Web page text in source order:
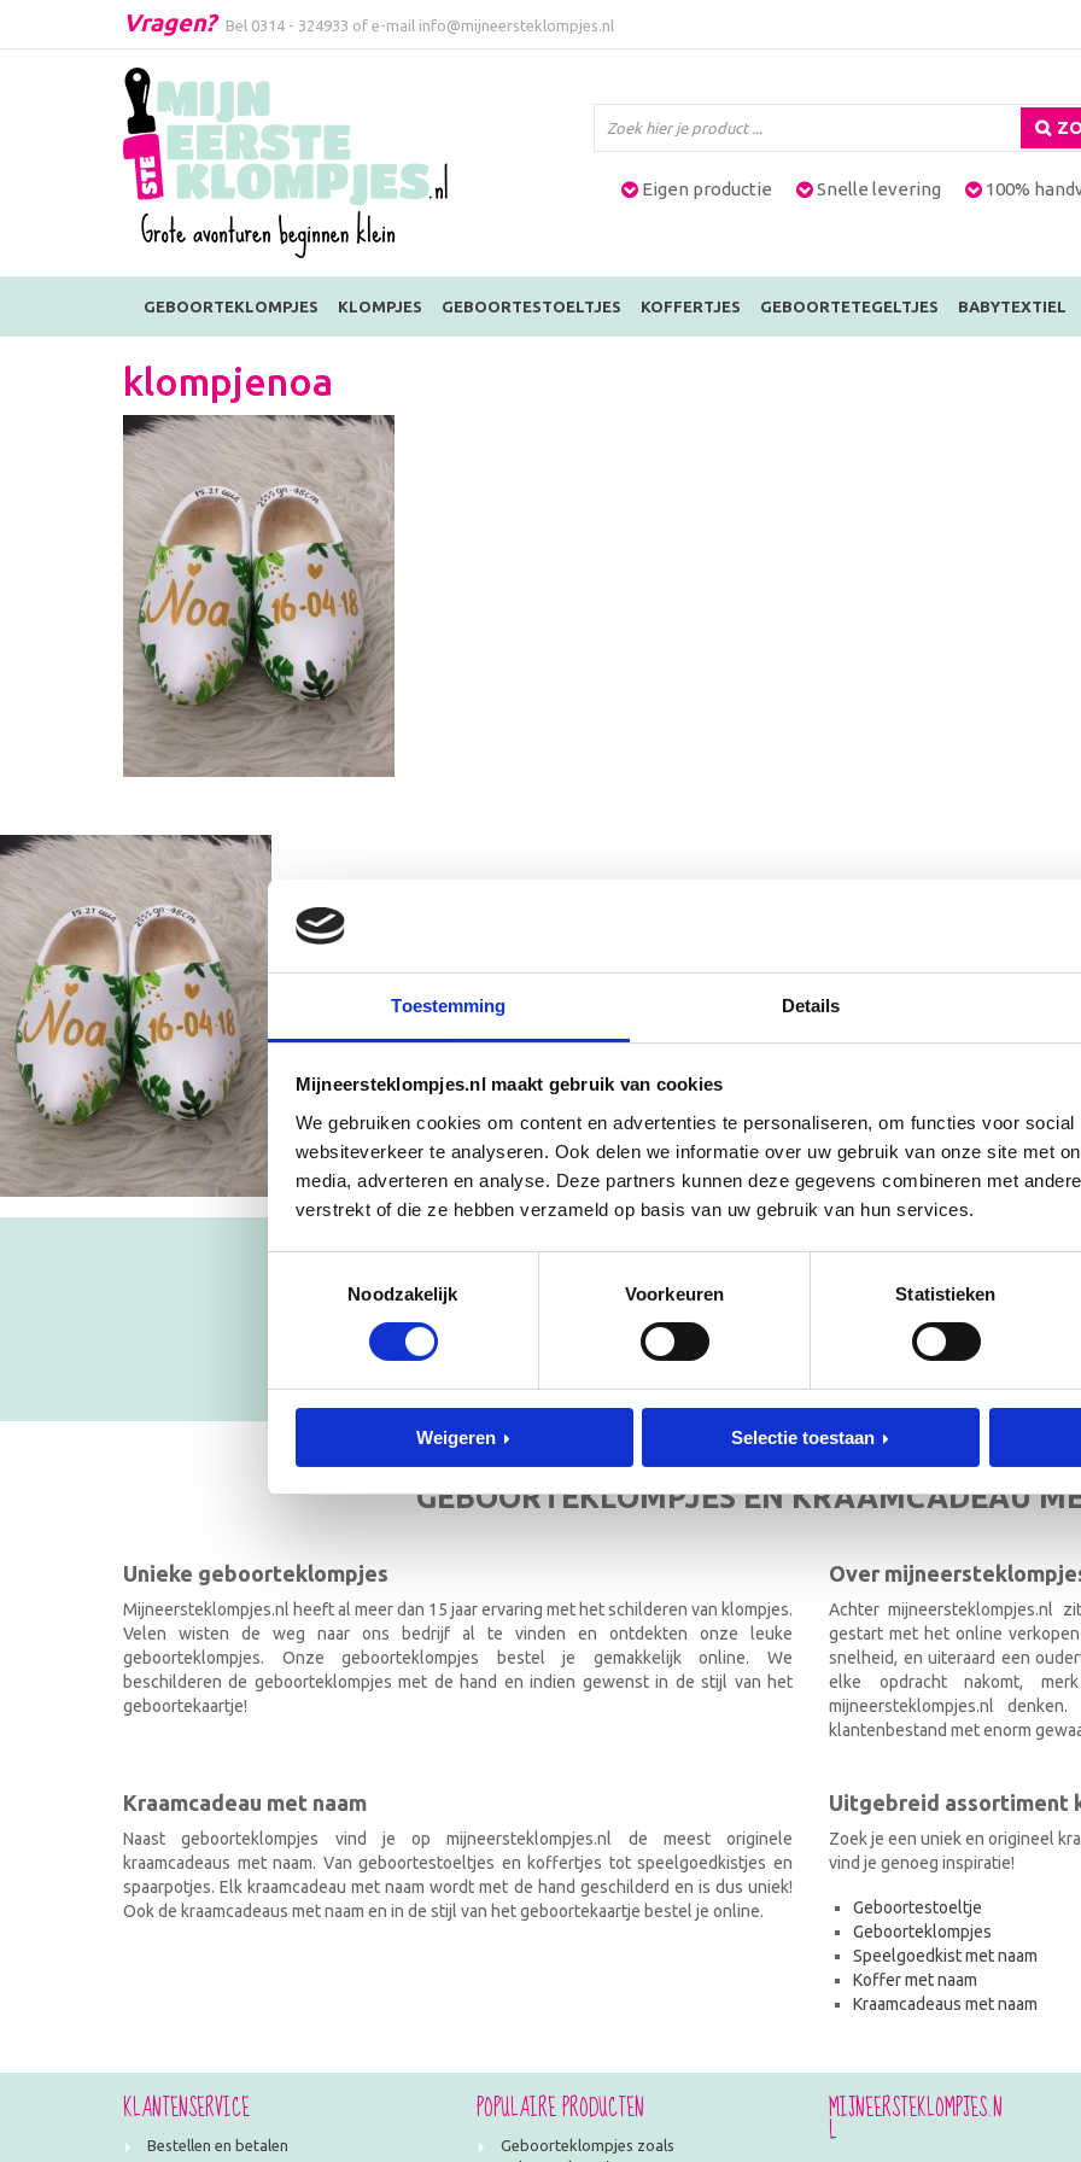
Toestemming Details
Mijneersteklompjes.nl maakt gebruik van cookies
We gebruiken cookies om content en advertenties te personaliseren, om functies voor
websiteverkeer te analyseren. Ook delen we informatie over uw gebruik van onze site met
media, adverteren en analyse. Deze partners kunnen deze gegevens combineren met
verstrekt of die ze hebben verzameld op basis van uw gebruik van hun services.
Noodzakelijk
Voorkeuren Statistieken
Weigeren Selectie toestaan
Vragen? Bel 0314 - 324933 of e-mail info@mijneersteklompjes.nl
Eigen productie Snelle levering 100%
GEBOORTEKLOMPJES KLOMPJES GEBOORTESTOELTJES KOFFERTJES GEBOORTETEGELTJES BABYTEXTIEL
klompjenoa
NIEUWSBRIEF
GEBOORTEKLOMPJES EN KRAAMCADEAU
Unieke geboorteklompjes
Mijneersteklompjes.nl heeft al meer dan 15 jaar ervaring met het schilderen van klompjes.
Velen wisten de weg naar ons bedrijf al te vinden en ontdekten onze leuke
geboorteklompjes. Onze geboorteklompjes bestel je gemakkelijk online. We
beschilderen de geboorteklompjes met de hand en indien gewenst in de stijl van het
geboortekaartje!
Over
Achter mijneersteklompjes.nl
gestart met het online
snelheid, en uiteraard een
elke opdracht nakomt,
mijneersteklompjes.nl
klantenbestand met enorm
Kraamcadeau met naam
Naast geboorteklompjes vind je op mijneersteklompjes.nl de meest originele
kraamcadeaus met naam. Van geboortestoeltjes en koffertjes tot speelgoedkistjes en
spaarpotjes. Elk kraamcadeau met naam wordt met de hand geschilderd en is dus uniek!
Ook de kraamcadeaus met naam en in de stijl van het geboortekaartje bestel je online.
Uitgebreid assortiment
Zoek je een uniek en origineel
vind je genoeg inspiratie!
Geboortestoeltje
Geboorteklompjes
Speelgoedkist met naam
Koffer met naam
Kraamcadeaus met naam
KLANTENSERVICE
Bestellen en betalen
POPULAIRE PRODUCTEN
Geboorteklompjes zoals
MIJNEERSTEKLOMPJES.N
L